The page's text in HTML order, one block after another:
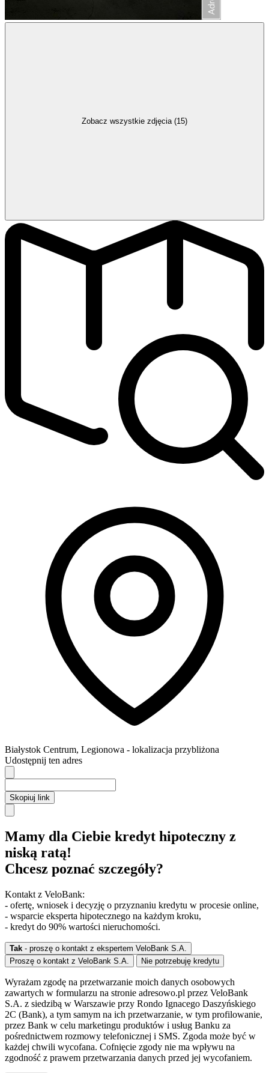
Zobacz wszystkie zdjęcia (15)
Białystok Centrum, Legionowa - lokalizacja przybliżona
Udostępnij ten adres
Skopiuj link
Mamy dla Ciebie kredyt hipoteczny z
niską ratą!
Chcesz poznać szczegóły?
Kontakt z VeloBank:
- ofertę, wniosek i decyzję o przyznaniu kredytu w procesie online,
- wsparcie eksperta hipotecznego na każdym kroku,
- kredyt do 90% wartości nieruchomości.
Tak - proszę o kontakt z ekspertem VeloBank S.A.
Proszę o kontakt z VeloBank S.A.
Nie potrzebuję kredytu
Wyrażam zgodę na przetwarzanie moich danych osobowych
zawartych w formularzu na stronie adresowo.pl przez VeloBank
S.A. z siedzibą w Warszawie przy Rondo Ignacego Daszyńskiego
2C (Bank), a tym samym na ich przetwarzanie, w tym profilowanie,
przez Bank w celu marketingu produktów i usług Banku za
pośrednictwem rozmowy telefonicznej i SMS. Zgoda może być w
każdej chwili wycofana. Cofnięcie zgody nie ma wpływu na
zgodność z prawem przetwarzania danych przed jej wycofaniem.